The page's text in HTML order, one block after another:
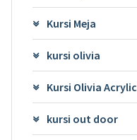
Kursi Meja
kursi olivia
Kursi Olivia Acrylic
kursi out door